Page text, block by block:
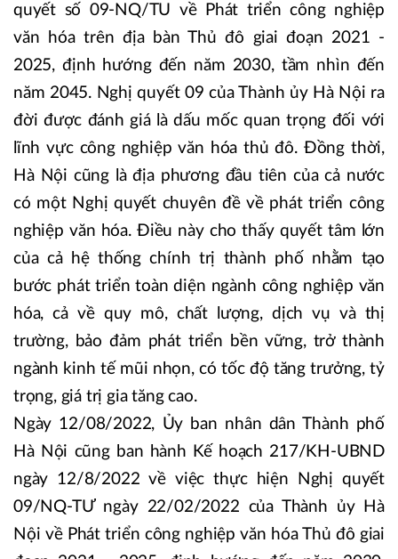
quyết số 09-NQ/TU về Phát triển công nghiệp
văn hóa trên địa bàn Thủ đô giai đoạn 2021 -
2025, định hướng đến năm 2030, tầm nhìn đến
năm 2045. Nghị quyết 09 của Thành ủy Hà Nội ra
đời được đánh giá là dấu mốc quan trọng đối với
lĩnh vực công nghiệp văn hóa thủ đô. Đồng thời,
Hà Nội cũng là địa phương đầu tiên của cả nước
có một Nghị quyết chuyên đề về phát triển công
nghiệp văn hóa. Điều này cho thấy quyết tâm lớn
của cả hệ thống chính trị thành phố nhằm tạo
bước phát triển toàn diện ngành công nghiệp văn
hóa, cả về quy mô, chất lượng, dịch vụ và thị
trường, bảo đảm phát triển bền vững, trở thành
ngành kinh tế mũi nhọn, có tốc độ tăng trưởng, tỷ
trọng, giá trị gia tăng cao.
Ngày 12/08/2022, Ủy ban nhân dân Thành phố
Hà Nội cũng ban hành Kế hoạch 217/KH-UBND
ngày 12/8/2022 về việc thực hiện Nghị quyết
09/NQ-TƯ ngày 22/02/2022 của Thành ủy Hà
Nội về Phát triển công nghiệp văn hóa Thủ đô giai